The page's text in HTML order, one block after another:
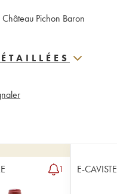
Pichon Baron
1 E-CAVISTE